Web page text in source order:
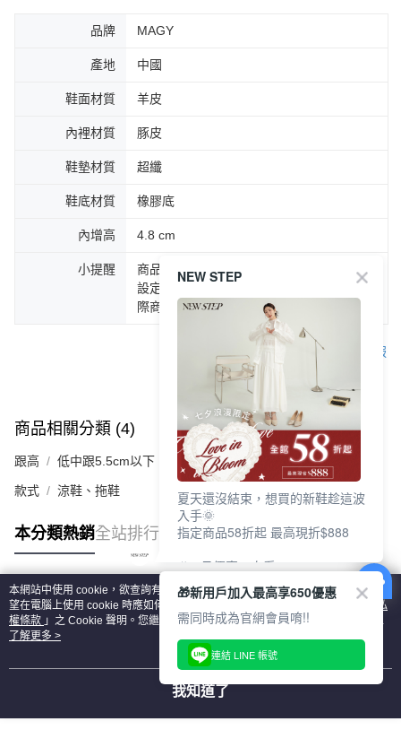
品牌 MAGY
產地 中國
鞋面材質 羊皮
內裡材質 豚皮
鞋墊材質 超纖
鞋底材質 橡膠底
內增高 4.8 cm
小提醒
商品圖片顏色會因拍攝燈光環境或個人螢幕
設定不同，而造成部份色差現象，顏色以實
際商品為主。
客服
商品相關分類 (4) 查看全部
跟高 低中跟5.5cm以下
款式 涼鞋、拖鞋
本分類熱銷全站排行
熱門標籤
本網站中使用 cookie，欲查詢有關本網站使用 cookie 方式之詳情，及若您不希
望在電腦上使用 cookie 時應如何變更電腦的 cookie 設定，請參閱本網站「
隱私
權條款 」之 Cookie 聲明。您繼續使用本網站即表示您同意本公司得按本網站使
用條款之 Cookie 聲明使用 cookie。
了解更多 >
我知道了
NEW STEP
夏天還沒結束，想買的新鞋趁這波
入手🌞
指定商品58折起 最高現折$888
🎉 8月優惠一次看
①LINE購物最高10%回饋
②每周限定品現折200
③指定商品58折起 最高現折$888
上班鞋、休閒鞋、涼鞋一次逛齊
好搭、出遊好走、聚會也漂亮
🎁新用戶加入最高享650優惠
需同時成為官網會員唷!!
連結 LINE 帳號